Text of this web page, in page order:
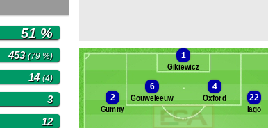
51 %
453(79 %)
14 (4)
3
12
1
Gikiewicz
6
Gouweleeuw
4
Oxford
2
Gumny
22
Iago